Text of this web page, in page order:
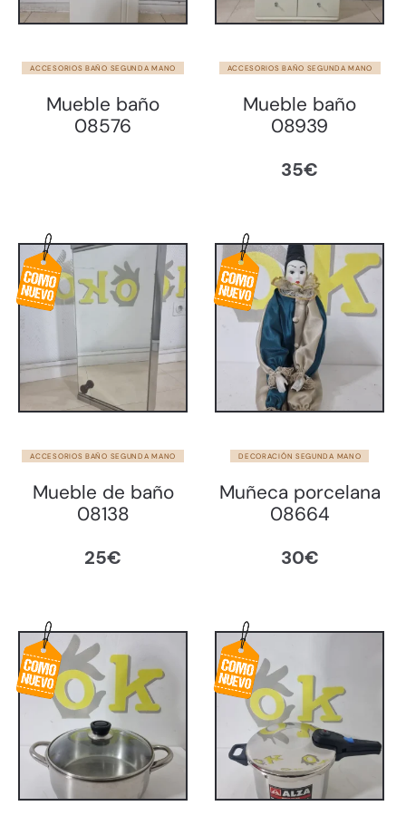
ACCESORIOS BAÑO SEGUNDA MANO
Mueble baño
08576
ACCESORIOS BAÑO SEGUNDA MANO
Mueble baño
08939
35€
ACCESORIOS BAÑO SEGUNDA MANO
Mueble de baño
08138
25€
DECORACIÓN SEGUNDA MANO
Muñeca porcelana
08664
30€